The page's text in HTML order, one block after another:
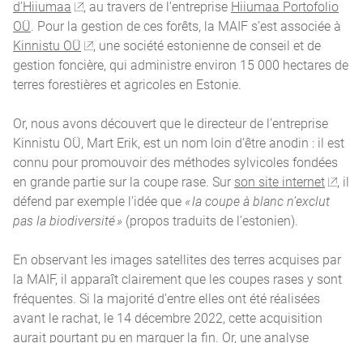
d’Hiiumaa , au travers de l’entreprise Hiiumaa Portofolio
OÜ. Pour la gestion de ces forêts, la MAIF s’est associée à
Kinnistu OÜ
, une société estonienne de conseil et de
gestion foncière, qui administre environ 15 000 hectares de
terres forestières et agricoles en Estonie.
Or, nous avons découvert que le directeur de l’entreprise
Kinnistu OÜ, Mart Erik, est un nom loin d’être anodin : il est
connu pour promouvoir des méthodes sylvicoles fondées
en grande partie sur la coupe rase. Sur son site internet
, il
défend par exemple l’idée que « la coupe à blanc n’exclut
pas la biodiversité » (propos traduits de l’estonien).
En observant les images satellites des terres acquises par
la MAIF, il apparaît clairement que les coupes rases y sont
fréquentes. Si la majorité d’entre elles ont été réalisées
avant le rachat, le 14 décembre 2022, cette acquisition
aurait pourtant pu en marquer la fin. Or, une analyse